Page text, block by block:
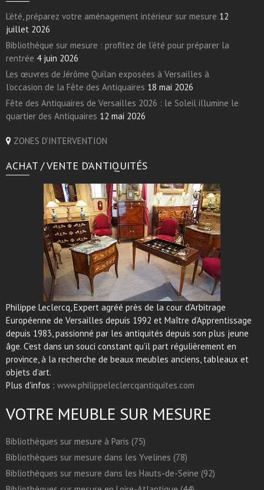
L’été, préparez votre aménagement intérieur sur mesure 12
juillet 2026
Bibliothèque sur mesure : profitez de l’été pour préparer la
rentrée 4 juin 2026
Les œuvres de Jérôme Quilan exposées à Versailles à
l’occasion de la Fête des Antiquaires 18 mai 2026
Fête des Antiquaires de Versailles 2026 : le Soleil illumine le
quartier des Antiquaires 12 mai 2026
ZONES D'INTERVENTION
ACHAT / VENTE D’ANTIQUITÉS
Philippe Leclercq, Expert agréé près de la cour d’Arbitrage
Européenne de Versailles depuis 1992 et Maître d’Apprentissage
depuis 1983, passionné par les antiquités depuis son plus jeune
âge. C’est dans un souci constant qu’il part régulièrement en
province, à la recherche de beaux meubles anciens, tableaux et
objets d’art.
Plus d'infos : www.philippeleclercqantiquites.com
VOTRE MEUBLE SUR MESURE
Bibliothèques sur mesure à Paris (75)
Bibliothèques sur mesure dans les Yvelines (78)
Bibliothèques sur mesure dans les Hauts-de-Seine (92)